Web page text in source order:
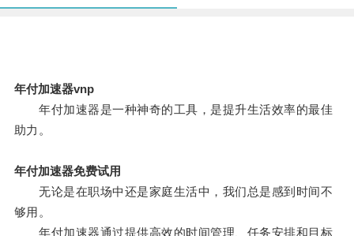
年付加速器vnp
年付加速器是一种神奇的工具，是提升生活效率的最佳
助力。
年付加速器免费试用
无论是在职场中还是家庭生活中，我们总是感到时间不
够用。
年付加速器通过提供高效的时间管理、任务安排和目标